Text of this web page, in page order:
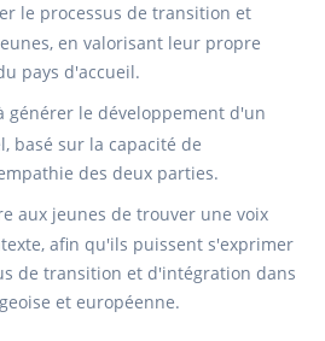
le processus de transition et
en valorisant leur propre
pays d'accueil.
générer le développement d'un
basé sur la capacité de
des deux parties.
aux jeunes de trouver une voix
afin qu'ils puissent s'exprimer
de transition et d'intégration dans
et européenne.